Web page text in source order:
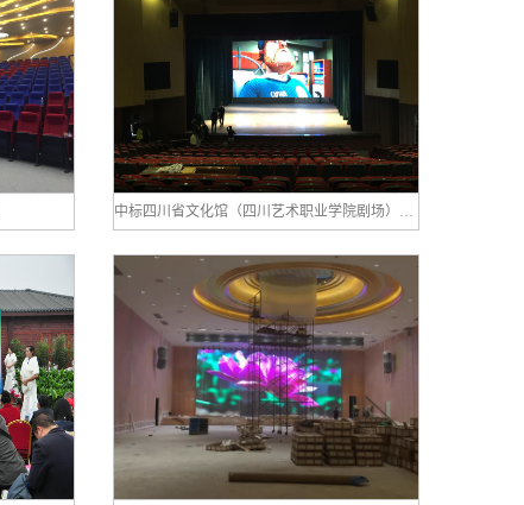
中标四川省文化馆（四川艺术职业学院剧场）灯光音响等设备采购项目